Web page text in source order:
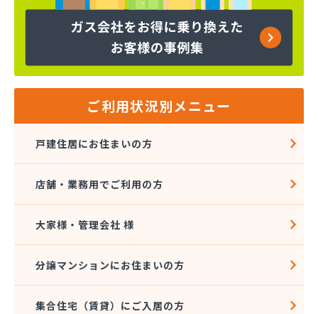
加地プロパン商会
嘉飯簡易ガス協業組合
河口プロパン店
梶原商店
株式会社アイコーホームサービス 田主丸営業所
株式会社アイコーホームサービス 柳川営業所
株式会社アイプロ
株式会社エコア 久留米営業所
株式会社エコア 筑豊営業所 山田店
株式会社エコア 筑豊営業所 田川店
ご利用状況別メニュー
戸建住居にお住まいの方
店舗・業務用でご利用の方
大家様・管理会社 様
分譲マンションにお住まいの方
集合住宅（賃貸）にご入居の方